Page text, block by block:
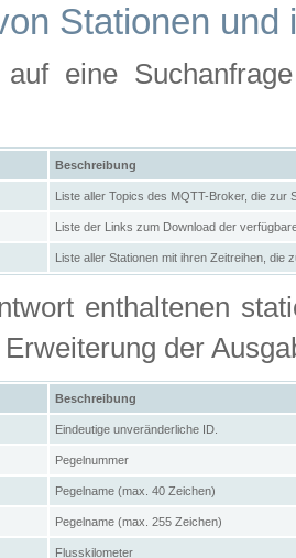
Stationen und
eine
Beschreibung
Liste aller Topics des MQTT-Broker, die zur
Liste der Links zum Download der
Liste aller Stationen mit ihren Zeitreihen, die
enthaltenen
der
Beschreibung
Eindeutige unveränderliche ID.
Pegelnummer
Pegelname (max. 40 Zeichen)
Pegelname (max. 255 Zeichen)
Flusskilometer